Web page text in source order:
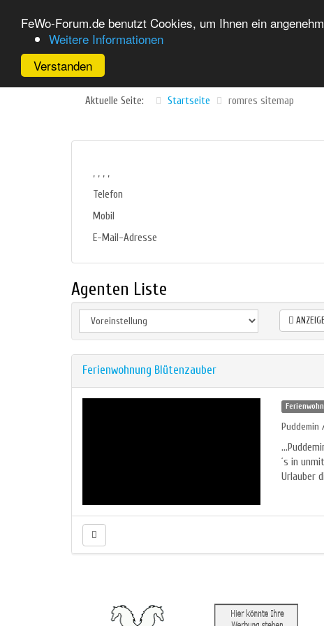
FeWo-Forum.de benutzt Cookies, um Ihnen ein
Weitere Informationen
Verstanden
Aktuelle Seite: Startseite romres sitemap
, , , ,
Telefon
Mobil
E-Mail-Adresse
Agenten Liste
Ferienwohnung Blütenzauber
Puddemin
´s in
Urlauber